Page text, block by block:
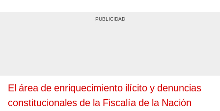
El área de enriquecimiento ilícito y denuncias
constitucionales de la Fiscalía de la Nación